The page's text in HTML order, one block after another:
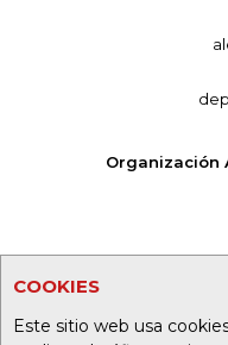
COOKIES
Este sitio web usa
Organización